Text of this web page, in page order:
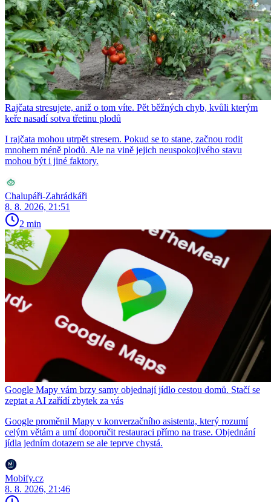
Rajčata stresujete, aniž o tom víte. Pět běžných chyb, kvůli kterým
keře nasadí sotva třetinu plodů
I rajčata mohou utrpět stresem. Pokud se to stane, začnou rodit
mnohem méně plodů. Ale na vině jejich neuspokojivého stavu
mohou být i jiné faktory.
Chalupáři-Zahrádkáři
8. 8. 2026, 21:51
2 min
Google Mapy vám brzy samy objednají jídlo cestou domů. Stačí se
zeptat a AI zařídí zbytek za vás
Google proměnil Mapy v konverzačního asistenta, který rozumí
celým větám a umí doporučit restauraci přímo na trase. Objednání
jídla jedním dotazem se ale teprve chystá.
Mobify.cz
8. 8. 2026, 21:46